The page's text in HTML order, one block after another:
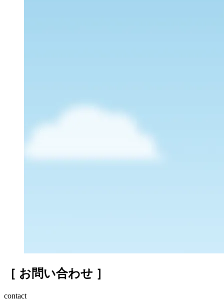
［ お問い合わせ ］
contact